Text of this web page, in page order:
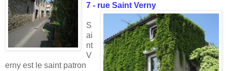
7 - rue Saint Verny
S
ai
nt
V
erny est le saint patron